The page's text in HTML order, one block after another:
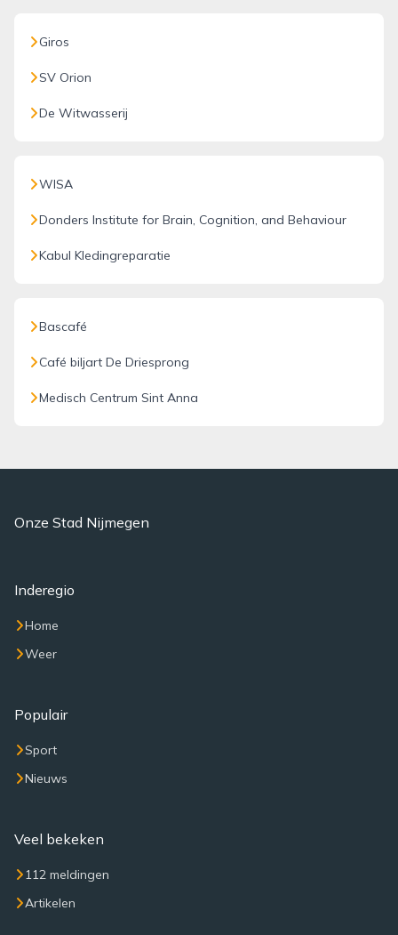
Giros
SV Orion
De Witwasserij
WISA
Donders Institute for Brain, Cognition, and Behaviour
Kabul Kledingreparatie
Bascafé
Café biljart De Driesprong
Medisch Centrum Sint Anna
Onze Stad Nijmegen
Inderegio
Home
Weer
Populair
Sport
Nieuws
Veel bekeken
112 meldingen
Artikelen